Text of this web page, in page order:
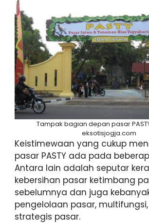
Tampak bagian depan pasar
eksotisjogja.com
Keistimewaan yang cukup
pasar PASTY ada pada
Antara lain adalah seputar
kebersihan pasar ketimbang
sebelumnya dan juga
pengelolaan pasar,
strategis pasar.